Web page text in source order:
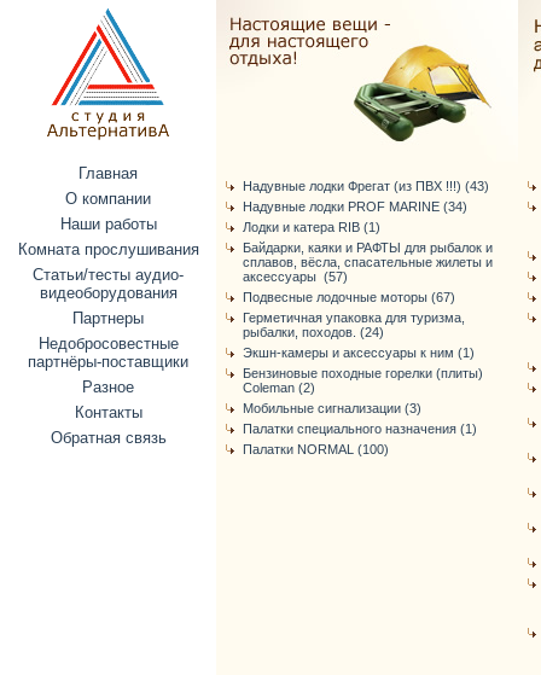
Главная
О компании
Наши работы
Комната прослушивания
Статьи/тесты аудио-
видеоборудования
Партнеры
Недобросовестные
партнёры-поставщики
Разное
Контакты
Обратная связь
Надувные лодки Фрегат (из ПВХ !!!) (43)
Надувные лодки PROF MARINE (34)
Лодки и катера RIB (1)
Байдарки, каяки и РАФТЫ для рыбалок и
сплавов, вёсла, спасательные жилеты и
аксессуары (57)
Подвесные лодочные моторы (67)
Герметичная упаковка для туризма,
рыбалки, походов. (24)
Экшн-камеры и аксессуары к ним (1)
Бензиновые походные горелки (плиты)
Coleman (2)
Мобильные сигнализации (3)
Палатки специального назначения (1)
Палатки NORMAL (100)